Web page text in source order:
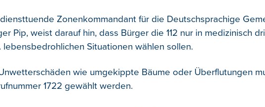
Zonenkommandant für die Deutschsprachige
Pip, weist darauf hin, dass Bürger die 112 nur in medizinisch
lebensbedrohlichen Situationen wählen sollen.
wie umgekippte Bäume oder Überflutungen
1722 gewählt werden.